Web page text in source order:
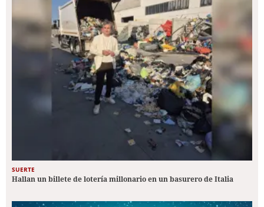
SUERTE
Hallan un billete de lotería millonario en un basurero de Italia